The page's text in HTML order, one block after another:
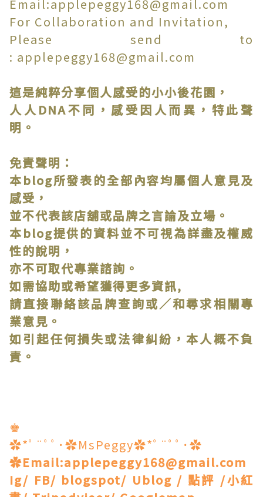
Email:applepeggy168@gmail.com
For Collaboration and Invitation,
Please send to
: applepeggy168@gmail.com
這是純粹分享個人感受的小小後花園，
人人DNA不同，感受因人而異，特此聲
明。
免責聲明：
本blog所發表的全部內容均屬個人意見及
感受，
並不代表該店舖或品牌之言論及立場。
本blog提供的資料並不可視為詳盡及權威
性的說明，
亦不可取代專業諮詢。
如需協助或希望獲得更多資訊,
請直接聯絡該品牌查詢或∕和尋求相關專
業意見。
如引起任何損失或法律糾紛，本人概不負
責。
♚
✿*ﾟ¨ﾟﾟ･✿MsPeggy✿*ﾟ¨ﾟﾟ･✿
✿Email:applepeggy168@gmail.com
Ig/ FB/ blogspot/ Ublog / 點評 /小紅